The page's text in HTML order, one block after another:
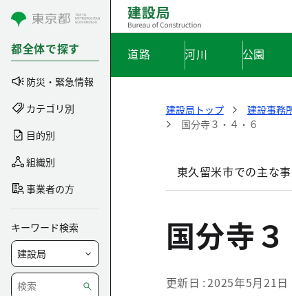
コンテンツにスキップ
都全体で探す
防災・緊急情報
カテゴリ別
目的別
組織別
事業者の方
キーワード検索
道路 河川 公園
建設局トップ 建設事務
国分寺３・４・６
東久留米市での主な
国分寺
更新日 2025年5月21日